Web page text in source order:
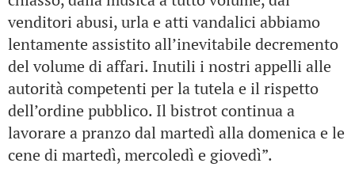
venditori abusi, urla e atti vandalici abbiamo
lentamente assistito all’inevitabile decremento
del volume di affari. Inutili i nostri appelli alle
autorità competenti per la tutela e il rispetto
dell’ordine pubblico. Il bistrot continua a
lavorare a pranzo dal martedì alla domenica e le
cene di martedì, mercoledì e giovedì”.